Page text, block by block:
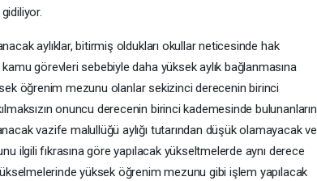
aylıklar, bitirmiş oldukları okullar neticesinde hak
görevleri sebebiyle daha yüksek aylık bağlanmasına
öğrenim mezunu olanlar sekizinci derecenin birinci
onuncu derecenin birinci kademesinde bulunanların
vazife malullüğü aylığı tutarından düşük olamayacak ve
ilgili fıkrasına göre yapılacak yükseltmelerde aynı derece
yüksek öğrenim mezunu gibi işlem yapılacak